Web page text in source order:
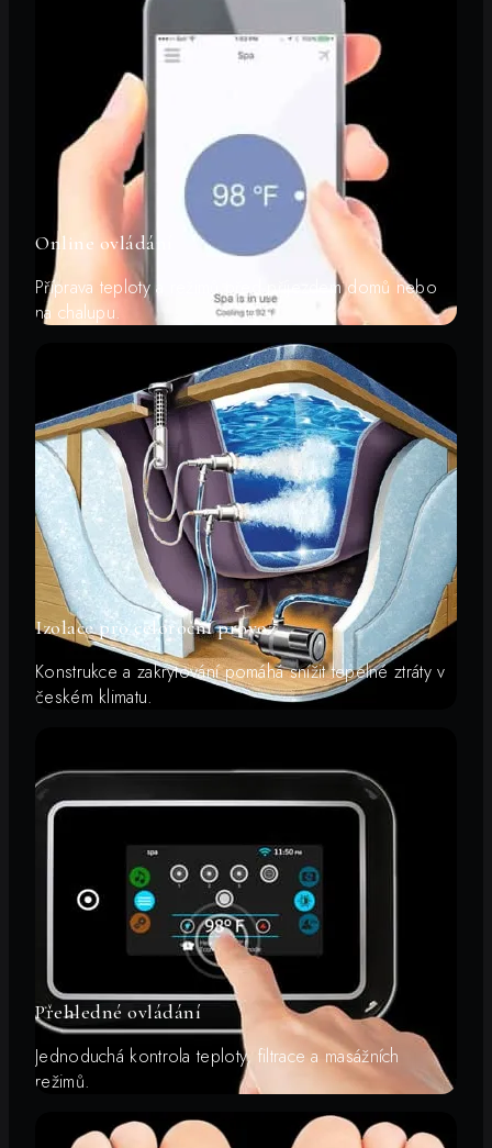
Online ovládání
Příprava teploty a režimů před příjezdem domů nebo
na chalupu.
Izolace pro celoroční provoz
Konstrukce a zakrytování pomáhá snížit tepelné ztráty v
českém klimatu.
Přehledné ovládání
Jednoduchá kontrola teploty, filtrace a masážních
režimů.